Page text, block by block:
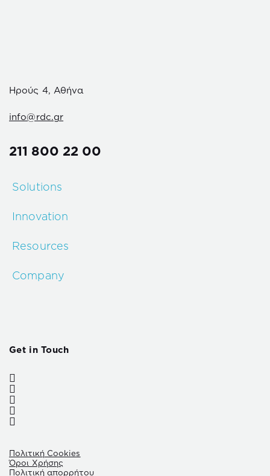
Ηρούς 4, Αθήνα
info@rdc.gr
211 800 22 00
Solutions
Innovation
Resources
Company
Get in Touch
Πολιτική Cookies
Όροι Χρήσης
Πολιτική απορρήτου